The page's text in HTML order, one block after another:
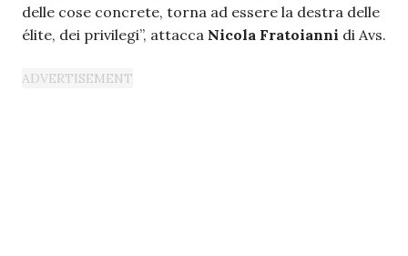
delle cose concrete, torna ad essere la destra delle
élite, dei privilegi”, attacca Nicola Fratoianni di Avs.